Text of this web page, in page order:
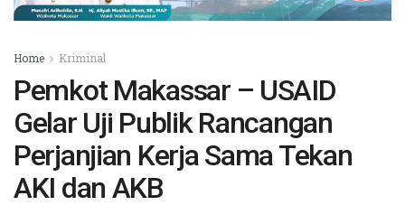
Home Kriminal
Pemkot Makassar – USAID
Gelar Uji Publik Rancangan
Perjanjian Kerja Sama Tekan
AKI dan AKB